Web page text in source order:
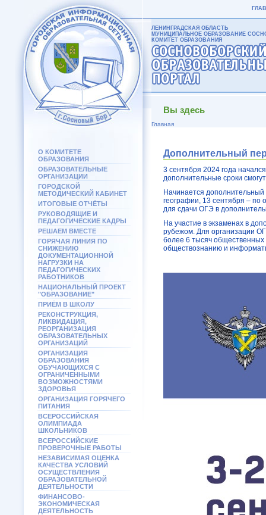
О КОМИТЕТЕ
ОБРАЗОВАНИЯ
ОБРАЗОВАТЕЛЬНЫЕ
ОРГАНИЗАЦИИ
ГОРОДСКОЙ
МЕТОДИЧЕСКИЙ КАБИНЕТ
ИТОГОВЫЕ ОТЧЁТЫ
РУКОВОДЯЩИЕ И
ПЕДАГОГИЧЕСКИЕ КАДРЫ
РЕШАЕМ ВМЕСТЕ
ГОРЯЧАЯ ЛИНИЯ ПО
СНИЖЕНИЮ
ДОКУМЕНТАЦИОННОЙ
НАГРУЗКИ НА
ПЕДАГОГИЧЕСКИХ
РАБОТНИКОВ
НАЦИОНАЛЬНЫЙ ПРОЕКТ
"ОБРАЗОВАНИЕ"
ПРИЁМ В ШКОЛУ
РЕКОНСТРУКЦИЯ,
ЛИКВИДАЦИЯ,
РЕОРГАНИЗАЦИЯ
ОБРАЗОВАТЕЛЬНЫХ
ОРГАНИЗАЦИЙ
ОРГАНИЗАЦИЯ
ОБРАЗОВАНИЯ
ОБУЧАЮЩИХСЯ С
ОГРАНИЧЕННЫМИ
ВОЗМОЖНОСТЯМИ
ЗДОРОВЬЯ
ОРГАНИЗАЦИЯ ГОРЯЧЕГО
ПИТАНИЯ
ВСЕРОССИЙСКАЯ
ОЛИМПИАДА
ШКОЛЬНИКОВ
ВСЕРОССИЙСКИЕ
ПРОВЕРОЧНЫЕ РАБОТЫ
НЕЗАВИСИМАЯ ОЦЕНКА
КАЧЕСТВА УСЛОВИЙ
ОСУЩЕСТВЛЕНИЯ
ОБРАЗОВАТЕЛЬНОЙ
ДЕЯТЕЛЬНОСТИ
ФИНАНСОВО-
ЭКОНОМИЧЕСКАЯ
ДЕЯТЕЛЬНОСТЬ
ЛЕНИНГРАДСКАЯ ОБЛАСТЬ
МУНИЦИПАЛЬНОЕ ОБРАЗОВАНИЕ
КОМИТЕТ ОБРАЗОВАНИЯ
Вы здесь
Главная
Дополнительный
3 сентября 2024 года
дополнительные сроки
Начинается
географии, 13 сентября –
для сдачи ОГЭ в
На участие в экзаменах в
рубежом. Для организации
более 6 тысяч общественных
обществознанию и